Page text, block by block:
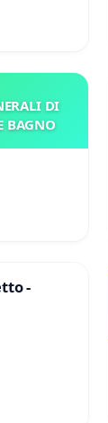
DI
BAGNO
-